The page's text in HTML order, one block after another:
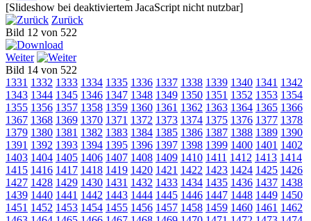
[Slideshow bei deaktiviertem JacaScript nicht nutzbar]
Zurück
Bild 12 von 522
Weiter
Bild 14 von 522
1331 1332 1333 1334 1335 1336 1337 1338 1339 1340 1341 1342
1343 1344 1345 1346 1347 1348 1349 1350 1351 1352 1353 1354
1355 1356 1357 1358 1359 1360 1361 1362 1363 1364 1365 1366
1367 1368 1369 1370 1371 1372 1373 1374 1375 1376 1377 1378
1379 1380 1381 1382 1383 1384 1385 1386 1387 1388 1389 1390
1391 1392 1393 1394 1395 1396 1397 1398 1399 1400 1401 1402
1403 1404 1405 1406 1407 1408 1409 1410 1411 1412 1413 1414
1415 1416 1417 1418 1419 1420 1421 1422 1423 1424 1425 1426
1427 1428 1429 1430 1431 1432 1433 1434 1435 1436 1437 1438
1439 1440 1441 1442 1443 1444 1445 1446 1447 1448 1449 1450
1451 1452 1453 1454 1455 1456 1457 1458 1459 1460 1461 1462